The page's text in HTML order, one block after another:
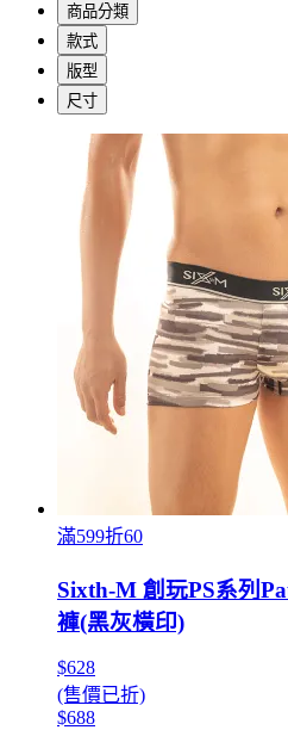
商品分類
款式
版型
尺寸
滿599折60
Sixth-M 創玩PS系列
褲(黑灰橫印)
$628
(售價已折)
$688